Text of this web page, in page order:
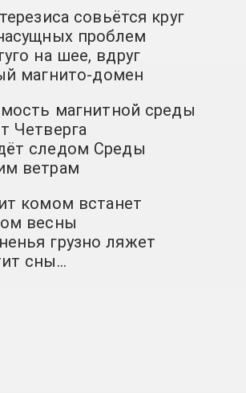
совьётся круг
проблем
на шее, вдруг
магнито-домен
магнитной среды
Четверга
следом Среды
ветрам
комом встанет
весны
грузно ляжет
сны…